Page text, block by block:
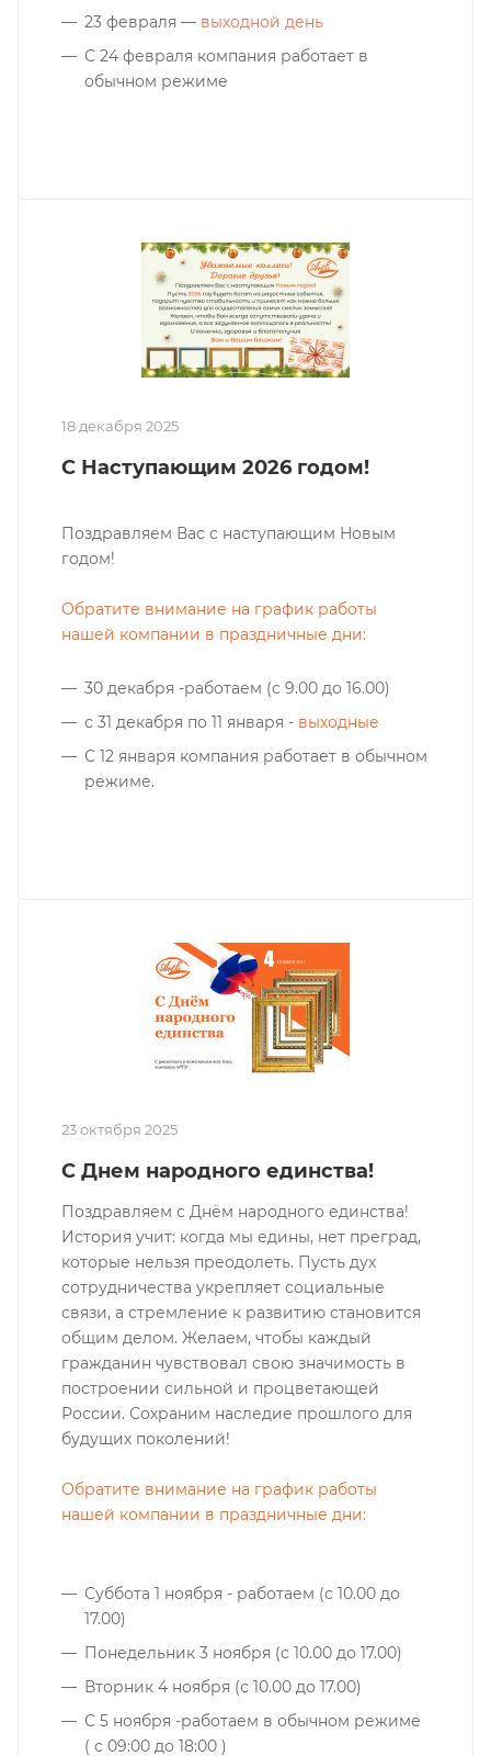
23 февраля — выходной день
С 24 февраля компания работает в
обычном режиме
18 декабря 2025
С Наступающим 2026 годом!
Поздравляем Вас с наступающим Новым
годом!
Обратите внимание на график работы
нашей компании в праздничные дни:
30 декабря -работаем (с 9.00 до 16.00)
с 31 декабря по 11 января - выходные
С 12 января компания работает в обычном
режиме.
23 октября 2025
С Днем народного единства!
Поздравляем с Днём народного единства!
История учит: когда мы едины, нет преград,
которые нельзя преодолеть. Пусть дух
сотрудничества укрепляет социальные
связи, а стремление к развитию становится
общим делом. Желаем, чтобы каждый
гражданин чувствовал свою значимость в
построении сильной и процветающей
России. Сохраним наследие прошлого для
будущих поколений!
Обратите внимание на график работы
нашей компании в праздничные дни:
Суббота 1 ноября - работаем (с 10.00 до
17.00)
Понедельник 3 ноября (с 10.00 до 17.00)
Вторник 4 ноября (с 10.00 до 17.00)
С 5 ноября -работаем в обычном режиме
( с 09:00 до 18:00 )